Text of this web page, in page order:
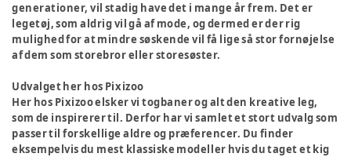
generationer, vil stadig have det i mange år frem. Det er
legetøj, som aldrig vil gå af mode, og dermed er der rig
mulighed for at mindre søskende vil få lige så stor fornøjelse
af dem som storebror eller storesøster.
Udvalget her hos Pixizoo
Her hos Pixizoo elsker vi togbaner og alt den kreative leg,
som de inspirerer til. Derfor har vi samlet et stort udvalg som
passer til forskellige aldre og præferencer. Du finder
eksempelvis du mest klassiske modeller hvis du taget et kig